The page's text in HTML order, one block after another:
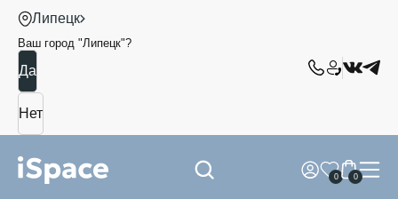
Липецк
Ваш город "Липецк"?
0 0